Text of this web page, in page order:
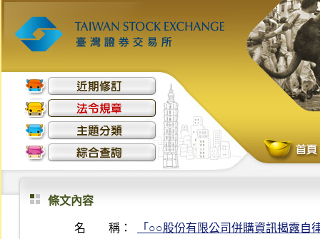
條文內容
名 稱：
「○○股份有限公司併購資訊揭露自